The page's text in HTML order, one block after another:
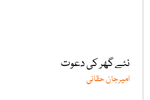
نئے گھر کی دعوت
امیرجان حقانی